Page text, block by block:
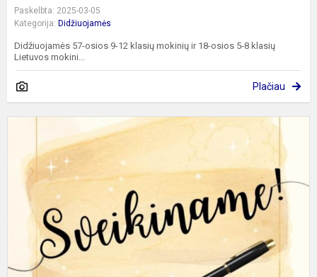
Paskelbta: 2025-03-05
Kategorija: Didžiuojamės
Didžiuojamės 57-osios 9-12 klasių mokinių ir 18-osios 5-8 klasių
Lietuvos mokini...
Plačiau